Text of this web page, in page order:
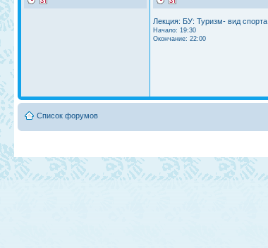
Лекция: БУ: Туризм- вид спорта
Начало: 19:30
Окончание: 22:00
Список форумов